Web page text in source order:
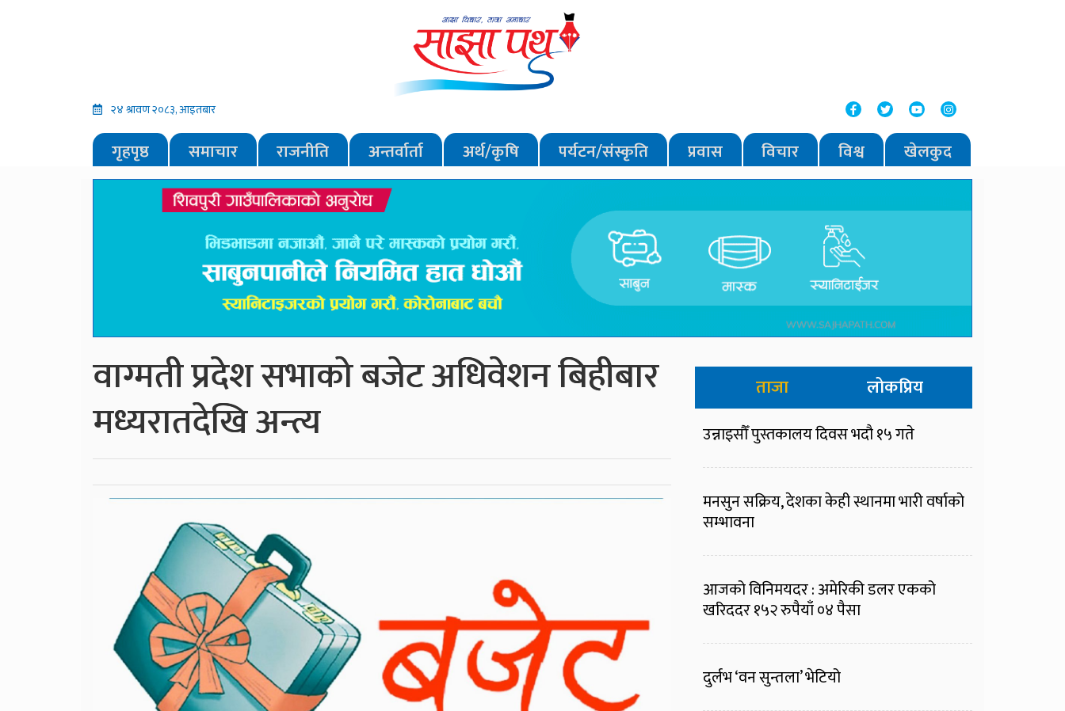
२४ श्रावण २०८३, आइतबार
गृहपृष्ठ समाचार राजनीति अन्तर्वार्ता अर्थ/कृषि पर्यटन/संस्कृति प्रवास विचार विश्व खेलकुद
वाग्मती प्रदेश सभाको बजेट अधिवेशन बिहीबार
मध्यरातदेखि अन्त्य
ताजा लोकप्रिय
उन्नाइसौँ पुस्तकालय दिवस भदौ १५ गते
मनसुन सक्रिय, देशका केही स्थानमा भारी वर्षाको
सम्भावना
आजको विनिमयदर : अमेरिकी डलर एकको
खरिददर १५२ रुपैयाँ ०४ पैसा
दुर्लभ ‘वन सुन्तला’ भेटियो